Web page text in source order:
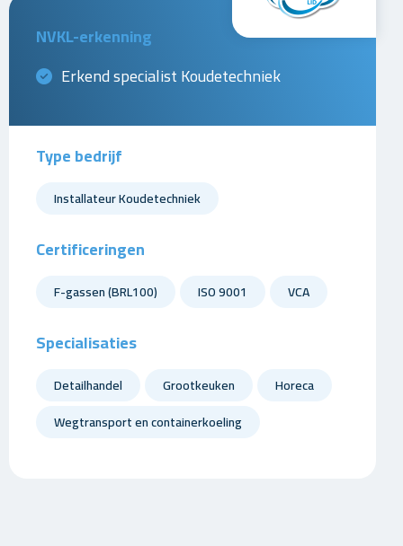
NVKL-erkenning
Erkend specialist Koudetechniek
Type bedrijf
Installateur Koudetechniek
Certificeringen
F-gassen (BRL100) ISO 9001 VCA
Specialisaties
Detailhandel Grootkeuken
Horeca
Wegtransport en containerkoeling